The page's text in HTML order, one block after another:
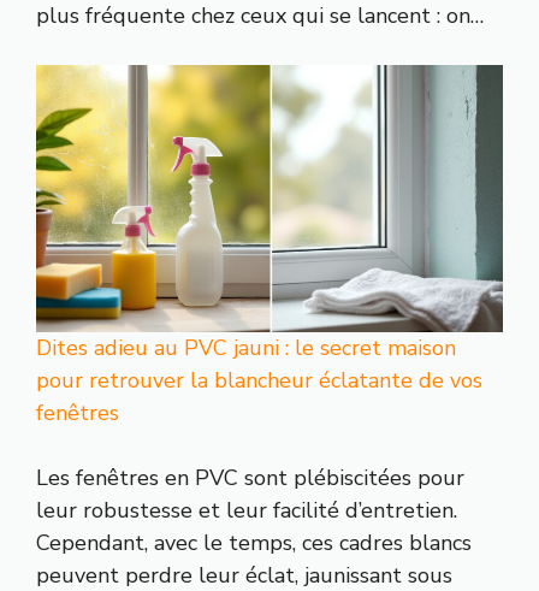
plus fréquente chez ceux qui se lancent : on…
Dites adieu au PVC jauni : le secret maison
pour retrouver la blancheur éclatante de vos
fenêtres
Les fenêtres en PVC sont plébiscitées pour
leur robustesse et leur facilité d’entretien.
Cependant, avec le temps, ces cadres blancs
peuvent perdre leur éclat, jaunissant sous